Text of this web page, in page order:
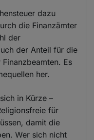
dazu
die Finanzämter
der
der Anteil für die
Es
her.
in Kürze –
für
damit die
Wer sich nicht